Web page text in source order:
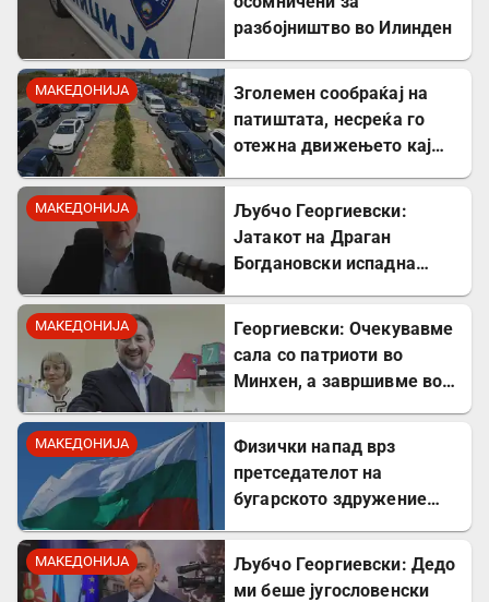
разбојништво во Илинден
МАКЕДОНИЈА
Зголемен сообраќај на
патиштата, несреќа го
отежна движењето кај
МАКЕДОНИЈА
Љубчо Георгиевски:
Јатакот на Драган
Богдановски испадна
МАКЕДОНИЈА
Георгиевски: Очекувавме
сала со патриоти во
Минхен, а завршивме во
застане на чело на ВМРО.
МАКЕДОНИЈА
Физички напад врз
претседателот на
бугарското здружение
двегодишен внук
МАКЕДОНИЈА
Љубчо Георгиевски: Дедо
ми беше југословенски